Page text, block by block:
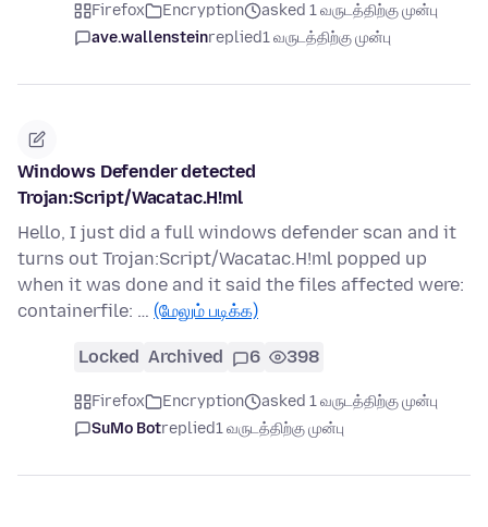
Firefox Encryption
asked 1 வருடத்திற்கு முன்பு
ave.wallensteinreplied1 வருடத்திற்கு முன்பு
Windows Defender detected
Trojan:Script/Wacatac.H!ml
Hello, I just did a full windows defender scan and it
turns out Trojan:Script/Wacatac.H!ml popped up
when it was done and it said the files affected were:
containerfile: … (மேலும் படிக்க)
Locked Archived 6 398
Firefox Encryption
asked 1 வருடத்திற்கு முன்பு
SuMo Botreplied1 வருடத்திற்கு முன்பு